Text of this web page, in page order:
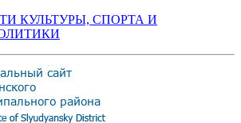
КУЛЬТУРЫ, СПОРТА И